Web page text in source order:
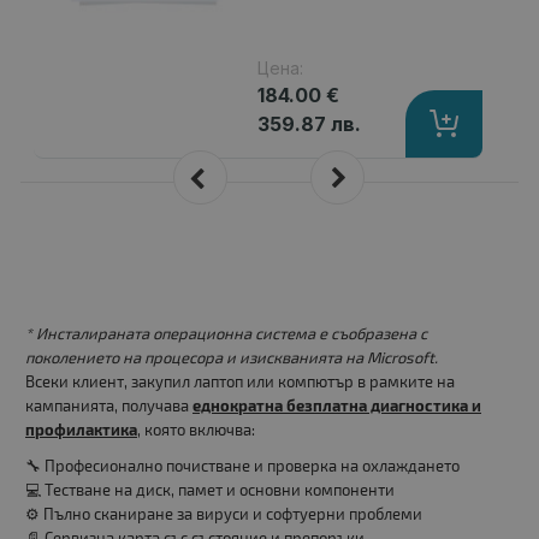
Цена:
184.00 €
359.87 лв.
* Инсталираната операционна система е съобразена с
поколението на процесора и изискванията на Microsoft.
Всеки клиент, закупил лаптоп или компютър в рамките на
кампанията, получава еднократна безплатна диагностика и
профилактика, която включва:
🔧 Професионално почистване и проверка на охлаждането
💻 Тестване на диск, памет и основни компоненти
⚙️ Пълно сканиране за вируси и софтуерни проблеми